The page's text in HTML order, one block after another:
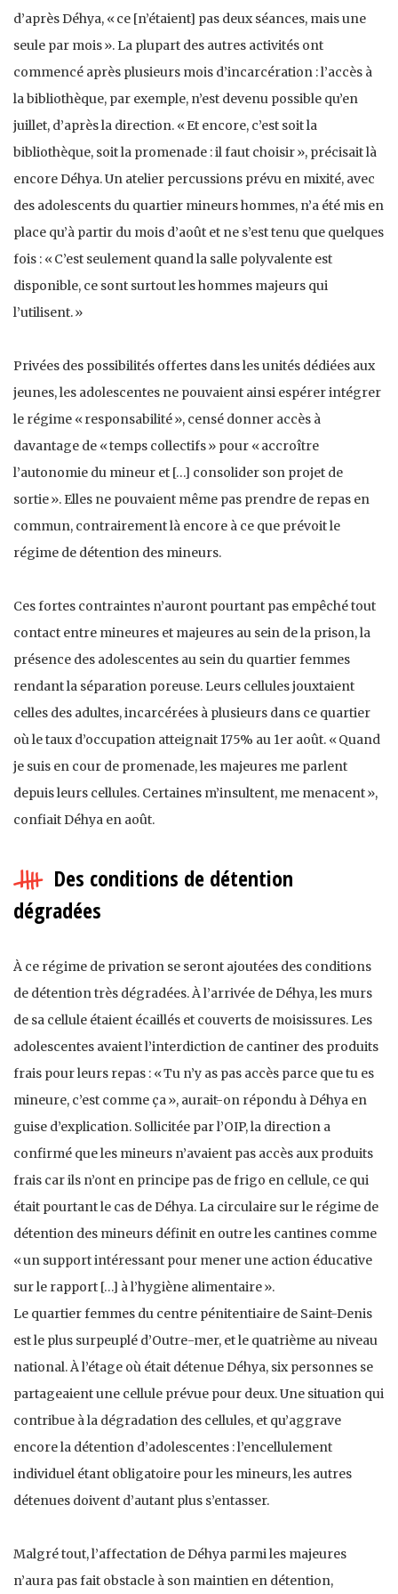
d’après Déhya, « ce [n’étaient] pas deux séances, mais une
seule par mois ». La plupart des autres activités ont
commencé après plusieurs mois d’incarcération : l’accès à
la bibliothèque, par exemple, n’est devenu possible qu’en
juillet, d’après la direction. « Et encore, c’est soit la
bibliothèque, soit la promenade : il faut choisir », précisait là
encore Déhya. Un atelier percussions prévu en mixité, avec
des adolescents du quartier mineurs hommes, n’a été mis en
place qu’à partir du mois d’août et ne s’est tenu que quelques
fois : « C’est seulement quand la salle polyvalente est
disponible, ce sont surtout les hommes majeurs qui
l’utilisent. »
Privées des possibilités offertes dans les unités dédiées aux
jeunes, les adolescentes ne pouvaient ainsi espérer intégrer
le régime « responsabilité », censé donner accès à
davantage de « temps collectifs » pour « accroître
l’autonomie du mineur et […] consolider son projet de
sortie ». Elles ne pouvaient même pas prendre de repas en
commun, contrairement là encore à ce que prévoit le
régime de détention des mineurs.
Ces fortes contraintes n’auront pourtant pas empêché tout
contact entre mineures et majeures au sein de la prison, la
présence des adolescentes au sein du quartier femmes
rendant la séparation poreuse. Leurs cellules jouxtaient
celles des adultes, incarcérées à plusieurs dans ce quartier
où le taux d’occupation atteignait 175% au 1er août. « Quand
je suis en cour de promenade, les majeures me parlent
depuis leurs cellules. Certaines m’insultent, me menacent »,
confiait Déhya en août.
Des conditions de détention
dégradées
À ce régime de privation se seront ajoutées des conditions
de détention très dégradées. À l’arrivée de Déhya, les murs
de sa cellule étaient écaillés et couverts de moisissures. Les
adolescentes avaient l’interdiction de cantiner des produits
frais pour leurs repas : « Tu n’y as pas accès parce que tu es
mineure, c’est comme ça », aurait-on répondu à Déhya en
guise d’explication. Sollicitée par l’OIP, la direction a
confirmé que les mineurs n’avaient pas accès aux produits
frais car ils n’ont en principe pas de frigo en cellule, ce qui
était pourtant le cas de Déhya. La circulaire sur le régime de
détention des mineurs définit en outre les cantines comme
« un support intéressant pour mener une action éducative
sur le rapport […] à l’hygiène alimentaire ».
Le quartier femmes du centre pénitentiaire de Saint-Denis
est le plus surpeuplé d’Outre-mer, et le quatrième au niveau
national. À l’étage où était détenue Déhya, six personnes se
partageaient une cellule prévue pour deux. Une situation qui
contribue à la dégradation des cellules, et qu’aggrave
encore la détention d’adolescentes : l’encellulement
individuel étant obligatoire pour les mineurs, les autres
détenues doivent d’autant plus s’entasser.
Malgré tout, l’affectation de Déhya parmi les majeures
n’aura pas fait obstacle à son maintien en détention,